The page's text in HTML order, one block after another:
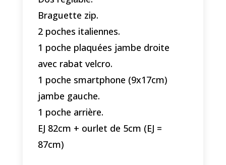
Braguette zip.
2 poches italiennes.
1 poche plaquées jambe droite
avec rabat velcro.
1 poche smartphone (9x17cm)
jambe gauche.
1 poche arrière.
EJ 82cm + ourlet de 5cm (EJ =
87cm)